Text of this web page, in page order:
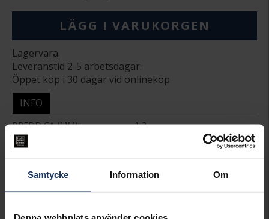
Samtycke Information Om
Denna webbplats använder cookies
LÄGG I VARUKORGEN
Lagervara.
Leveranstid 2-5 arbetsdagar.
Öppet köp i 30 dagar vid onlineköp.
INFO
BREDD CA (MM)
1,3
HÖJD CA (MM)
LÄNGD CA (CM)
MATERIAL
Guld
ÄDELMETALL